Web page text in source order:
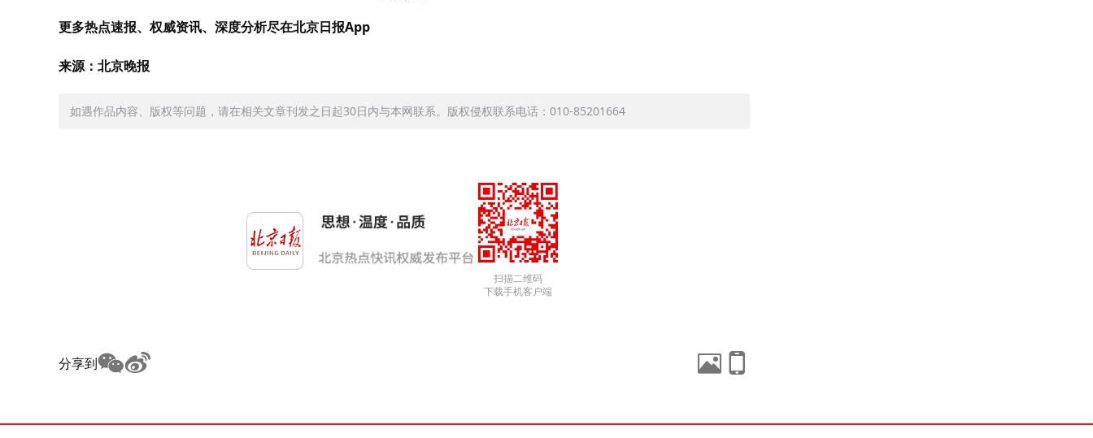
更多热点速报、权威资讯、深度分析尽在北京日报App
来源：北京晚报
如遇作品内容、版权等问题，请在相关文章刊发之日起30日内与本网联系。版权侵权联系电话：010-85201664
扫描二维码
下载手机客户端
分享到